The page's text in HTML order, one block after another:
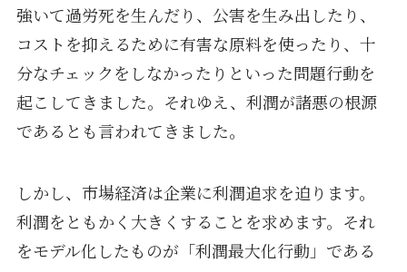
強いて過労死を生んだり、公害を生み出したり、
コストを抑えるために有害な原料を使ったり、十
分なチェックをしなかったりといった問題行動を
起こしてきました。それゆえ、利潤が諸悪の根源
であるとも言われてきました。
しかし、市場経済は企業に利潤追求を迫ります。
利潤をともかく大きくすることを求めます。それ
をモデル化したものが「利潤最大化行動」である